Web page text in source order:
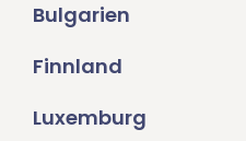
Bulgarien
Finnland
Luxemburg